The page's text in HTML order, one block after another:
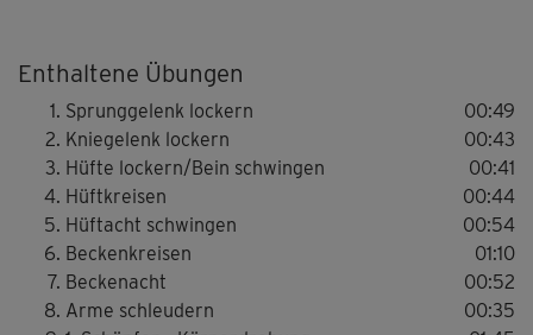
Vom Sprunggelenk über die Knie, die Hüfte, das Becken
bis zu Schultern und Armen wird systematisch der
gesamte Bewegungsapparat "bearbeitet". Die Atmung
erfolgt bewusst und tief, was den Energiefluss anregt.
Ent-spannung also im wahrsten Wortsinn.
Enthaltene Übungen
Sprunggelenk lockern
00:49
Kniegelenk lockern
00:43
Hüfte lockern/Bein schwingen
00:41
Hüftkreisen
00:44
Hüftacht schwingen
00:54
Beckenkreisen
01:10
Beckenacht
00:52
Arme schleudern
00:35